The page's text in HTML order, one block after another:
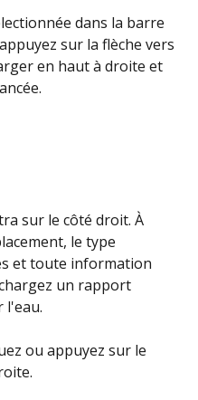
dans la barre
sur la flèche vers
en haut à droite et
sur le côté droit. À
le type
et toute information
un rapport
l'eau.
ou appuyez sur le